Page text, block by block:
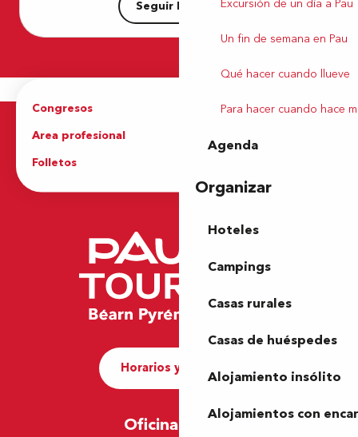
Excursión de un día a Pau
Un fin de semana en Pau
Qué hacer cuando llueve
Para hacer cuando hace
Agenda
Organizar
Hoteles
Campings
Casas rurales
Casas de huéspedes
Alojamiento insólito
Alojamientos con
Seguir leyendo
Congresos
Area profesional
Folletos
Horarios y contacto
Oficina de Pau